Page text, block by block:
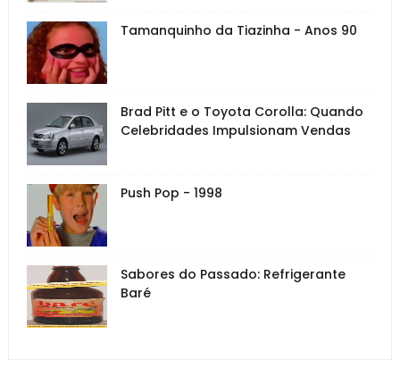
Tamanquinho da Tiazinha - Anos 90
Brad Pitt e o Toyota Corolla: Quando
Celebridades Impulsionam Vendas
Push Pop - 1998
Sabores do Passado: Refrigerante
Baré